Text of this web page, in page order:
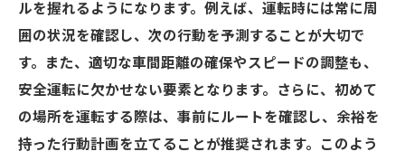
ルを握れるようになります。例えば、運転時には常に周
囲の状況を確認し、次の行動を予測することが大切で
す。また、適切な車間距離の確保やスピードの調整も、
安全運転に欠かせない要素となります。さらに、初めて
の場所を運転する際は、事前にルートを確認し、余裕を
持った行動計画を立てることが推奨されます。このよう